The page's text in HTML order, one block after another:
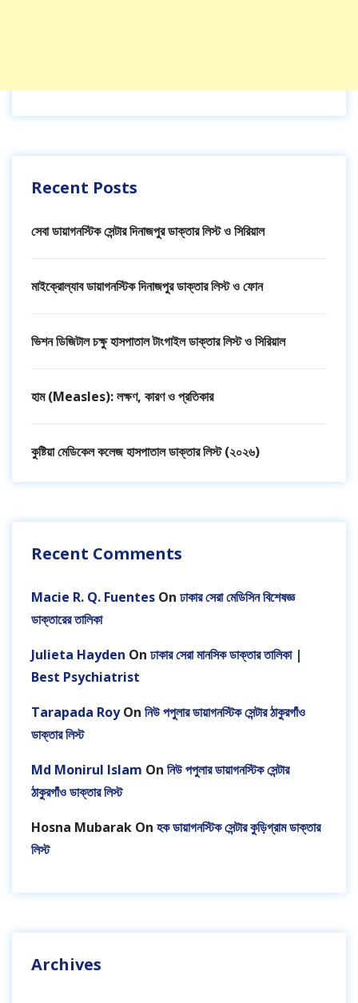
Recent Posts
সেবা ডায়াগনস্টিক সেন্টার দিনাজপুর ডাক্তার লিস্ট ও সিরিয়াল
মাইক্রোল্যাব ডায়াগনস্টিক দিনাজপুর ডাক্তার লিস্ট ও ফোন
ভিশন ডিজিটাল চক্ষু হাসপাতাল টাংগাইল ডাক্তার লিস্ট ও সিরিয়াল
হাম (Measles): লক্ষণ, কারণ ও প্রতিকার
কুষ্টিয়া মেডিকেল কলেজ হাসপাতাল ডাক্তার লিস্ট (২০২৬)
Recent Comments
Macie R. Q. Fuentes On ঢাকার সেরা মেডিসিন বিশেষজ্ঞ
ডাক্তারের তালিকা
Julieta Hayden On ঢাকার সেরা মানসিক ডাক্তার তালিকা |
Best Psychiatrist
Tarapada RoyOn নিউ পপুলার ডায়াগনস্টিক সেন্টার ঠাকুরগাঁও
ডাক্তার লিস্ট
Md Monirul Islam On নিউ পপুলার ডায়াগনস্টিক সেন্টার
ঠাকুরগাঁও ডাক্তার লিস্ট
Hosna Mubarak On হক ডায়াগনস্টিক সেন্টার কুড়িগ্রাম ডাক্তার
লিস্ট
Archives